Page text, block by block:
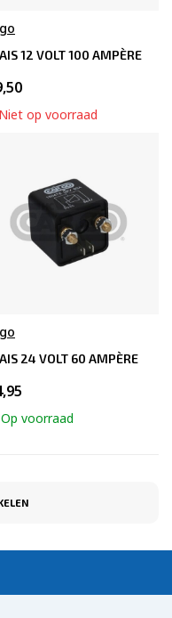
12 VOLT 100 AMPÈRE
Niet op voorraad
24 VOLT 60 AMPÈRE
Op voorraad